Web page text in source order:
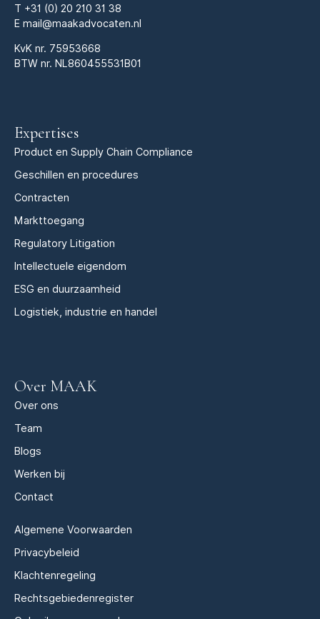
T +31 (0) 20 210 31 38
E mail@maakadvocaten.nl
KvK nr. 75953668
BTW nr. NL860455531B01
Expertises
Product en Supply Chain Compliance
Geschillen en procedures
Contracten
Markttoegang
Regulatory Litigation
Intellectuele eigendom
ESG en duurzaamheid
Logistiek, industrie en handel
Over MAAK
Over ons
Team
Blogs
Werken bij
Contact
Algemene Voorwaarden
Privacybeleid
Klachtenregeling
Rechtsgebiedenregister